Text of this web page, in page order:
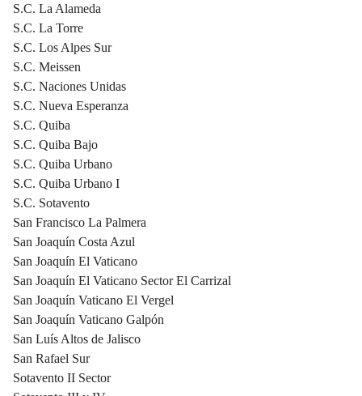
S.C. La Alameda
S.C. La Torre
S.C. Los Alpes Sur
S.C. Meissen
S.C. Naciones Unidas
S.C. Nueva Esperanza
S.C. Quiba
S.C. Quiba Bajo
S.C. Quiba Urbano
S.C. Quiba Urbano I
S.C. Sotavento
San Francisco La Palmera
San Joaquín Costa Azul
San Joaquín El Vaticano
San Joaquín El Vaticano Sector El Carrizal
San Joaquín Vaticano El Vergel
San Joaquín Vaticano Galpón
San Luís Altos de Jalisco
San Rafael Sur
Sotavento II Sector